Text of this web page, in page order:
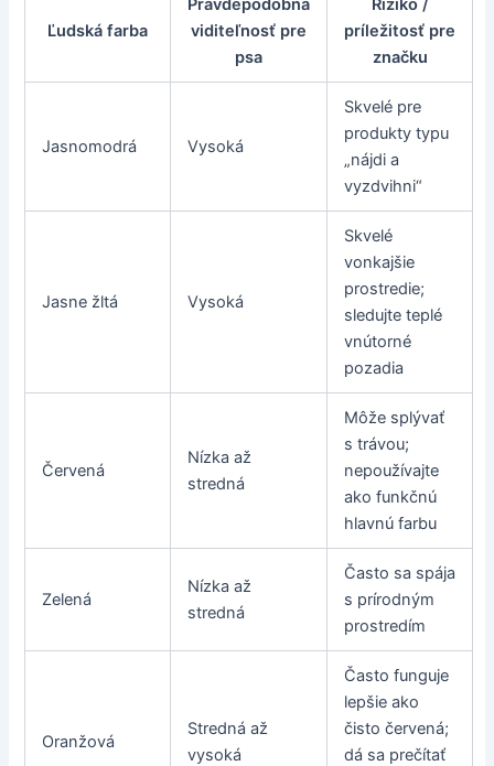
Ľudská farba
Pravdepodobná
viditeľnosť pre
psa
Riziko /
príležitosť pre
značku
Jasnomodrá Vysoká
Skvelé pre
produkty typu
„nájdi a
vyzdvihni“
Jasne žltá Vysoká
Skvelé
vonkajšie
prostredie;
sledujte teplé
vnútorné
pozadia
Červená
Nízka až
stredná
Môže splývať
s trávou;
nepoužívajte
ako funkčnú
hlavnú farbu
Zelená
Nízka až
stredná
Často sa spája
s prírodným
prostredím
Oranžová
Stredná až
vysoká
Často funguje
lepšie ako
čisto červená;
dá sa prečítať